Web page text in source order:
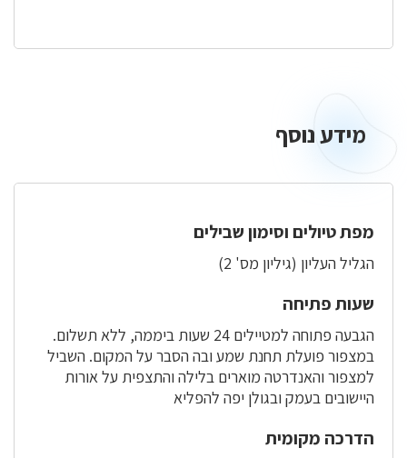
מידעמידע נוסף
מפת טיולים וסימון שבילים
הגליל העליון (גיליון מס' 2)
שעות פתיחה
הגבעה פתוחה למטיילים 24 שעות ביממה, ללא תשלום.
במצפור פועלת תחנת שמע ובה הסבר על המקום. השביל
למצפור והאנדרטה מוארים בלילה והתצפית על אורות
היישובים בעמק ובגולן יפה להפליא
הדרכה מקומית